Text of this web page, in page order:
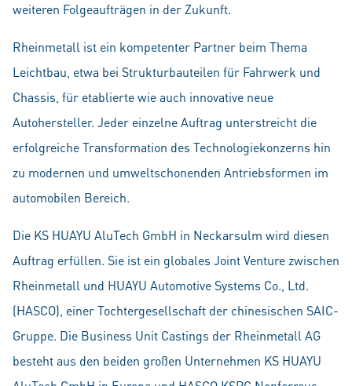
weiteren Folgeaufträgen in der Zukunft.
Rheinmetall ist ein kompetenter Partner beim Thema
Leichtbau, etwa bei Strukturbauteilen für Fahrwerk und
Chassis, für etablierte wie auch innovative neue
Autohersteller. Jeder einzelne Auftrag unterstreicht die
erfolgreiche Transformation des Technologiekonzerns hin
zu modernen und umwelt­schonenden Antriebsformen im
automobilen Bereich.
Die KS HUAYU AluTech GmbH in Neckarsulm wird diesen
Auftrag erfüllen. Sie ist ein globales Joint Venture zwischen
Rheinmetall und HUAYU Automotive Systems Co., Ltd.
(HASCO), einer Tochtergesellschaft der chinesischen SAIC-
Gruppe. Die Business Unit Castings der Rheinmetall AG
besteht aus den beiden großen Unternehmen KS HUAYU